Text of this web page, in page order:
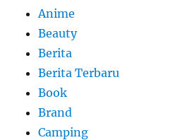
Anime
Beauty
Berita
Berita Terbaru
Book
Brand
Camping